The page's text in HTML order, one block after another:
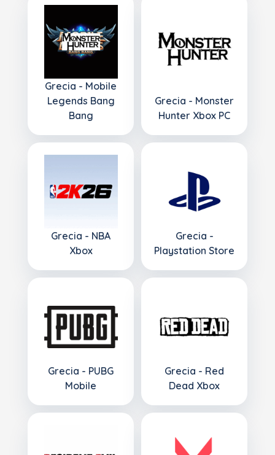
Grecia - Mobile
Legends Bang
Bang
Grecia - Monster
Hunter Xbox PC
Grecia - NBA
Xbox
Grecia -
Playstation Store
Grecia - PUBG
Mobile
Grecia - Red
Dead Xbox